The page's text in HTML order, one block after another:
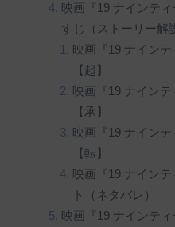
映画『19 ナインテ
すじ（ストーリー解
映画『19 ナイン
【起】
映画『19 ナイン
【承】
映画『19 ナイン
【転】
映画『19 ナイン
ト（ネタバレ）
映画『19 ナインテ